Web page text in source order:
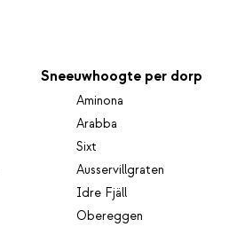
Sneeuwhoogte per dorp
Aminona
Arabba
Sixt
Ausservillgraten
Idre Fjäll
Obereggen